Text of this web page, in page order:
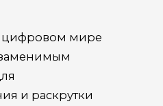
мире
и раскрутки